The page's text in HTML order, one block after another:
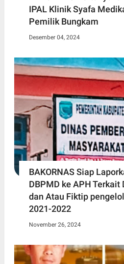
IPAL Klinik Syafa
Pemilik Bungkam
Desember 04, 2024
BAKORNAS Siap
DBPMD ke APH Terkait
dan Atau Fiktip
2021-2022
November 26, 2024